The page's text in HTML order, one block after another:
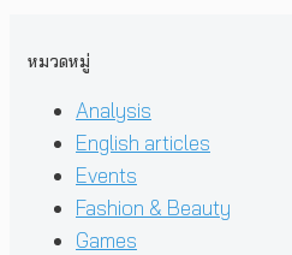
หมวดหมู่
Analysis
English articles
Events
Fashion & Beauty
Games